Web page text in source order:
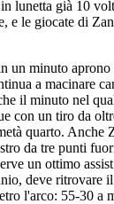
lunetta già 10
e le giocate di
un minuto
a macinare
il minuto nel
con un tiro da
quarto. Anche
da tre punti
un ottimo
deve ritrovare
l'arco: 55-30 a